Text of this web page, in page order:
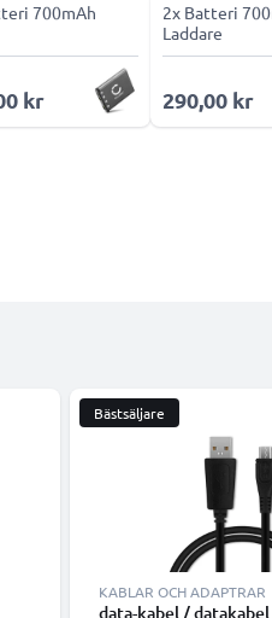
700mAh
kr
2x Batteri
Laddare
290,00 kr
Bästsäljare
KABLAR OCH ADAPTRAR
data-kabel /